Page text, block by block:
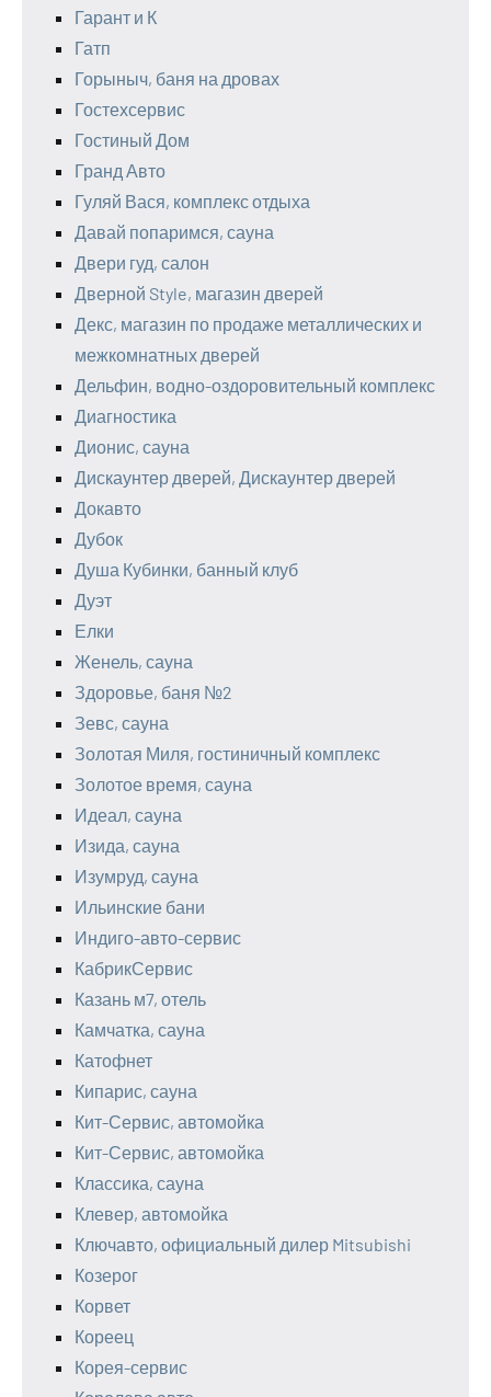
Гарант и К
Гатп
Горыныч, баня на дровах
Гостехсервис
Гостиный Дом
Гранд Авто
Гуляй Вася, комплекс отдыха
Давай попаримся, сауна
Двери гуд, салон
Дверной Style, магазин дверей
Декс, магазин по продаже металлических и
межкомнатных дверей
Дельфин, водно-оздоровительный комплекс
Диагностика
Дионис, сауна
Дискаунтер дверей, Дискаунтер дверей
Докавто
Дубок
Душа Кубинки, банный клуб
Дуэт
Елки
Женель, сауна
Здоровье, баня №2
Зевс, сауна
Золотая Миля, гостиничный комплекс
Золотое время, сауна
Идеал, сауна
Изида, сауна
Изумруд, сауна
Ильинские бани
Индиго-авто-сервис
КабрикСервис
Казань м7, отель
Камчатка, сауна
Катофнет
Кипарис, сауна
Кит-Сервис, автомойка
Кит-Сервис, автомойка
Классика, сауна
Клевер, автомойка
Ключавто, официальный дилер Mitsubishi
Козерог
Корвет
Кореец
Корея-сервис